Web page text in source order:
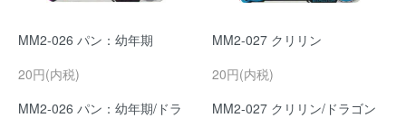
MM2-026 パン：幼年期
20円(内税)
MM2-026 パン：幼年期/ドラ
MM2-027 クリリン
20円(内税)
MM2-027 クリリン/ドラゴン